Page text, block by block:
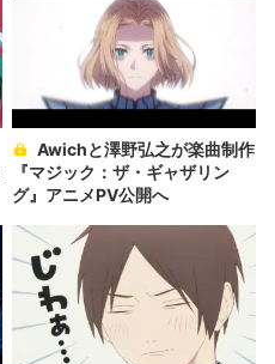
『マジック：ザ・ギャザリン
グ』アニメPV公開へ